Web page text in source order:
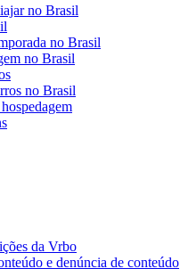
no Brasil
no Brasil
no Brasil
no Brasil
da Vrbo
e denúncia de conteúdo